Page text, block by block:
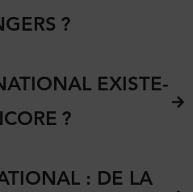
?
EXISTE-
?
: DE LA